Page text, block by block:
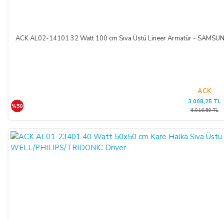
ACK AL02-14101 32 Watt 100 cm Sıva Üstü Lineer Armatür -
ACK
%50
3.008,25 TL
6.016,50 TL